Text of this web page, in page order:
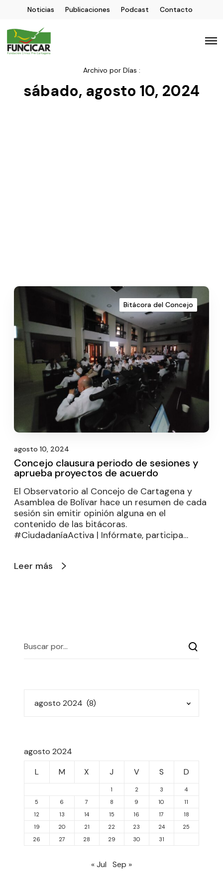
Noticias Publicaciones Podcast Contacto
Archivo por Días :
sábado, agosto 10, 2024
Bitácora del Concejo
agosto 10, 2024
Concejo clausura periodo de sesiones y
aprueba proyectos de acuerdo
El Observatorio al Concejo de Cartagena y
Asamblea de Bolívar hace un resumen de cada
sesión sin emitir opinión alguna en el
contenido de las bitácoras.
#CiudadaníaActiva | Infórmate, participa…
Leer más
agosto 2024
L
M X J V S D
1 2 3
4
5
6 7 8 9 10
11
12
13 14 15 16 17
18
19
20 21 22 23 24
25
26
27 28 29 30 31
« Jul Sep »